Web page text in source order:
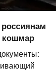
кошмар